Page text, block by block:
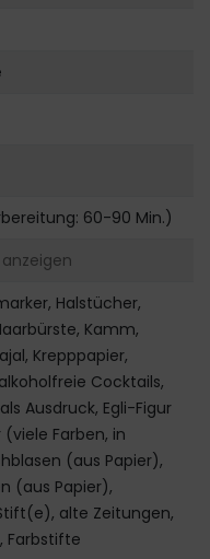
60-90 Min.)
anzeigen
Halstücher,
Kamm,
Krepppapier,
Cocktails,
Ausdruck, Egli-Figur
Farben, in
(aus Papier),
(aus Papier),
alte Zeitungen,
Farbstifte